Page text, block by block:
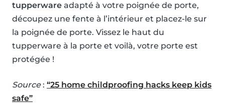
tupperware adapté à votre poignée de porte,
découpez une fente à l’intérieur et placez-le sur
la poignée de porte. Vissez le haut du
tupperware à la porte et voilà, votre porte est
protégée !
Source: “25 home childproofing hacks keep kids
safe”